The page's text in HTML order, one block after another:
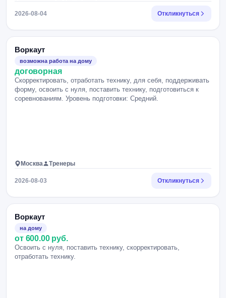
2026-08-04 Откликнуться
Воркаут
возможна работа на дому
договорная
Скорректировать, отработать технику, для себя, поддерживать
форму, освоить с нуля, поставить технику, подготовиться к
соревнованиям. Уровень подготовки: Средний.
Москва Тренеры
2026-08-03 Откликнуться
Воркаут
на дому
от 600.00 руб.
Освоить с нуля, поставить технику, скорректировать,
отработать технику.